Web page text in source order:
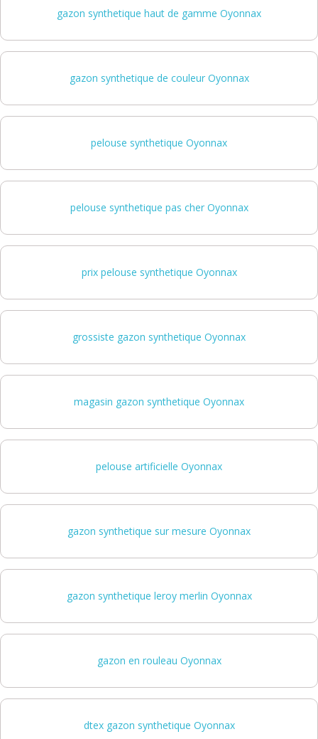
gazon synthetique haut de gamme Oyonnax
gazon synthetique de couleur Oyonnax
pelouse synthetique Oyonnax
pelouse synthetique pas cher Oyonnax
prix pelouse synthetique Oyonnax
grossiste gazon synthetique Oyonnax
magasin gazon synthetique Oyonnax
pelouse artificielle Oyonnax
gazon synthetique sur mesure Oyonnax
gazon synthetique leroy merlin Oyonnax
gazon en rouleau Oyonnax
dtex gazon synthetique Oyonnax